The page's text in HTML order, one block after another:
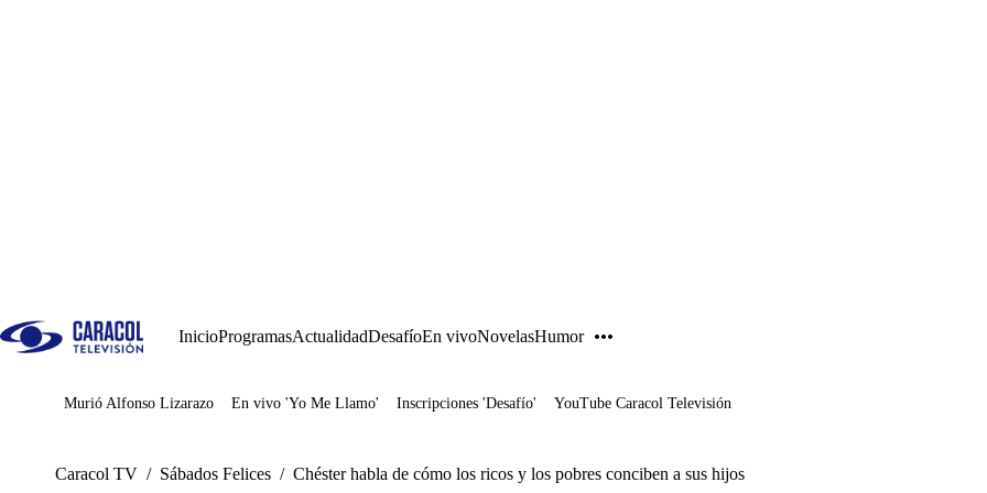
InicioProgramasActualidadDesafíoEn vivoNovelasHumor
Juegos
Murió Alfonso Lizarazo En vivo 'Yo Me Llamo' Inscripciones 'Desafío' YouTube Caracol Televisión
Caracol TV / Sábados Felices / Chéster habla de cómo los ricos y los pobres conciben a sus hijos